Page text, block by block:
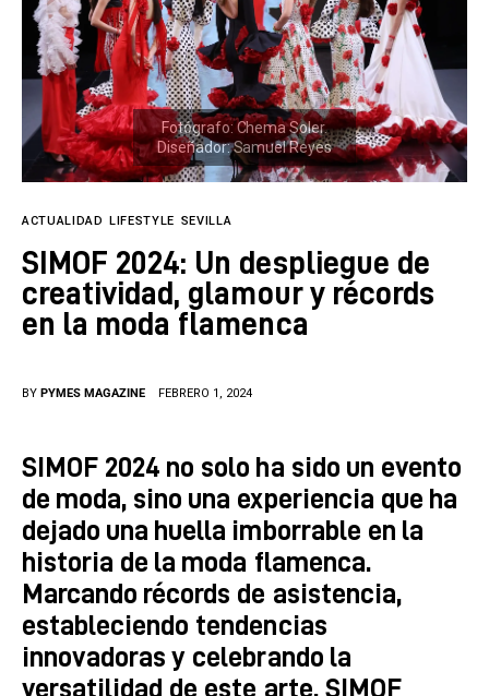
Entrevistas
Expertos
Tecnología
LifeStyle
Directorio
ACTUALIDAD LIFESTYLE SEVILLA
SIMOF 2024: Un despliegue de
creatividad, glamour y récords
en la moda flamenca
BY PYMES MAGAZINE FEBRERO 1, 2024
SIMOF 2024 no solo ha sido un evento
de moda, sino una experiencia que ha
dejado una huella imborrable en la
historia de la moda flamenca.
Marcando récords de asistencia,
estableciendo tendencias
innovadoras y celebrando la
versatilidad de este arte, SIMOF